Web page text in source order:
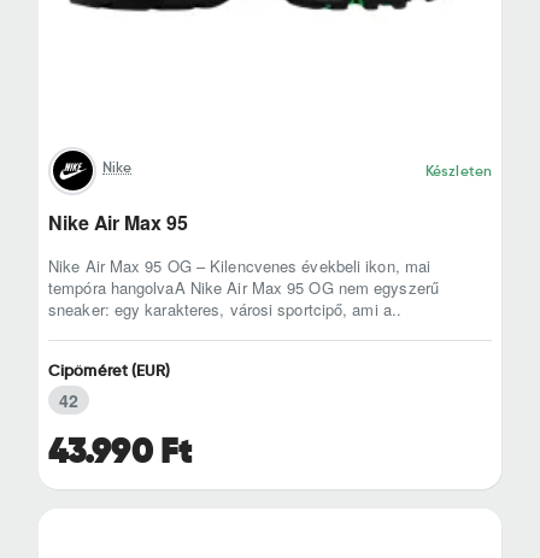
Nike Készleten
Nike Air Max 95
Nike Air Max 95 OG – Kilencvenes évekbeli ikon, mai
tempóra hangolvaA Nike Air Max 95 OG nem egyszerű
sneaker: egy karakteres, városi sportcipő, ami a..
43.990 Ft
Cipőméret (EUR)
42